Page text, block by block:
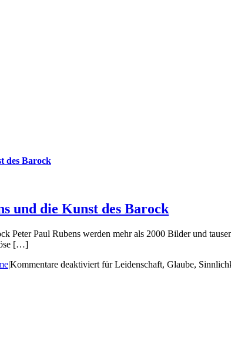
des Barock
und die Kunst des Barock
Peter Paul Rubens werden mehr als 2000 Bilder und
[…]
|Kommentare deaktiviert für Leidenschaft, Glaube,